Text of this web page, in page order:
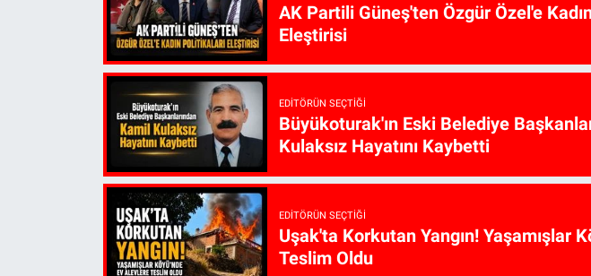
AK Partili Güneş'ten Özgür Özel'e
Eleştirisi
EDITÖRÜN SEÇTIĞI
Büyükoturak'ın Eski Belediye
Kulaksız Hayatını Kaybetti
EDITÖRÜN SEÇTIĞI
Uşak'ta Korkutan Yangın! Yaşamışlar
Teslim Oldu